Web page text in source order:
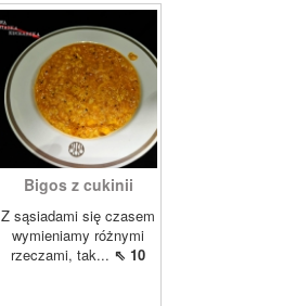
Bigos z cukinii
Z sąsiadami się czasem
wymieniamy różnymi
rzeczami, tak... ⇖ 10